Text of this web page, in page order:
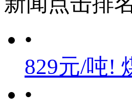
•
829元/吨!
•